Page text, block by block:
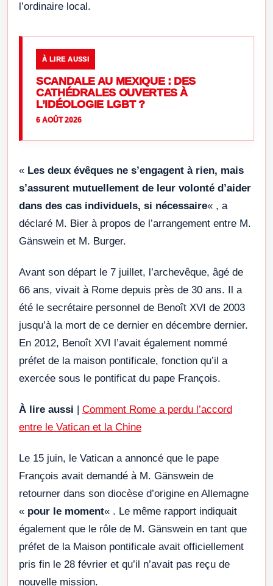
l’ordinaire local.
À LIRE AUSSI
SCANDALE AU MEXIQUE : DES
CATHÉDRALES OUVERTES À
L’IDÉOLOGIE LGBT ?
6 AOÛT 2026
« Les deux évêques ne s’engagent à rien, mais
s’assurent mutuellement de leur volonté d’aider
dans des cas individuels, si nécessaire« , a
déclaré M. Bier à propos de l’arrangement entre M.
Gänswein et M. Burger.
Avant son départ le 7 juillet, l’archevêque, âgé de
66 ans, vivait à Rome depuis près de 30 ans. Il a
été le secrétaire personnel de Benoît XVI de 2003
jusqu’à la mort de ce dernier en décembre dernier.
En 2012, Benoît XVI l’avait également nommé
préfet de la maison pontificale, fonction qu’il a
exercée sous le pontificat du pape François.
À lire aussi | Comment Rome a perdu l’accord
entre le Vatican et la Chine
Le 15 juin, le Vatican a annoncé que le pape
François avait demandé à M. Gänswein de
retourner dans son diocèse d’origine en Allemagne
« pour le moment« . Le même rapport indiquait
également que le rôle de M. Gänswein en tant que
préfet de la Maison pontificale avait officiellement
pris fin le 28 février et qu’il n’avait pas reçu de
nouvelle mission.